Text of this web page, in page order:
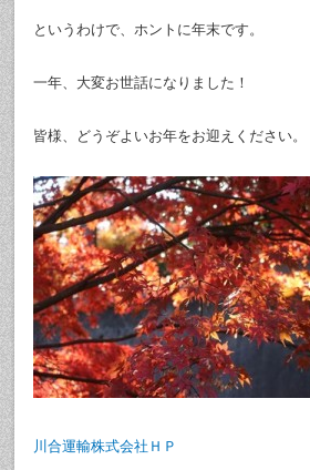
というわけで、ホントに年末です。
一年、大変お世話になりました！
皆様、どうぞよいお年をお迎えください。
川合運輸株式会社ＨＰ